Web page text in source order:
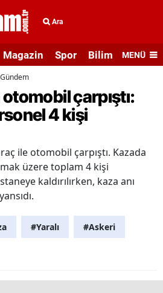
Ara
Magazin Spor Bilim veMENÜ
Gündem
çarpıştı:
4 kişi
ile otomobil çarpıştı. Kazada
üzere toplam 4 kişi
kaldırılırken, kaza anı
#Yaralı #Askeri